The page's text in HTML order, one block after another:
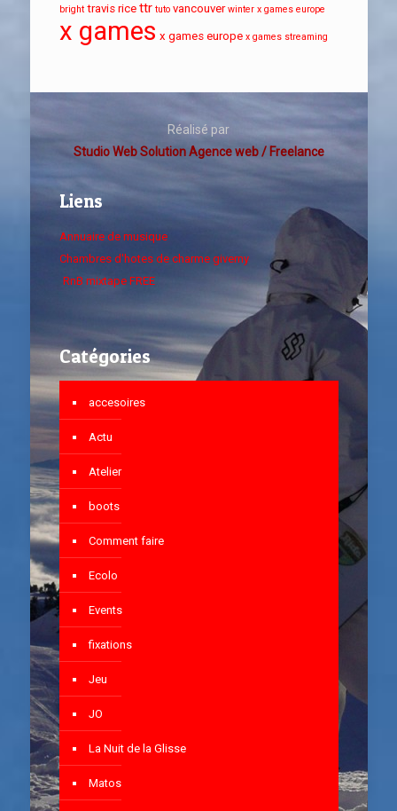
bright travis rice ttr tuto vancouver winter x games europe
x games x games europe x games streaming
Réalisé par
Studio Web Solution Agence web / Freelance
Liens
Annuaire de musique
Chambres d'hotes de charme giverny
RnB mixtape FREE
Catégories
accesoires
Actu
Atelier
boots
Comment faire
Ecolo
Events
fixations
Jeu
JO
La Nuit de la Glisse
Matos